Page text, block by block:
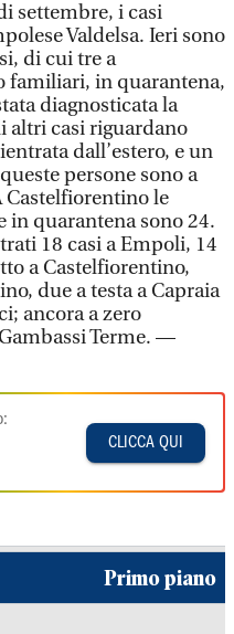
settembre, i casi
Valdelsa. Ieri sono
di cui tre a
familiari, in quarantena,
diagnosticata la
altri casi riguardano
dall’estero, e un
persone sono a
Castelfiorentino le
in quarantena sono 24.
18 casi a Empoli, 14
a Castelfiorentino,
due a testa a Capraia
ancora a zero
Terme. —
CLICCA QUI
Primo piano